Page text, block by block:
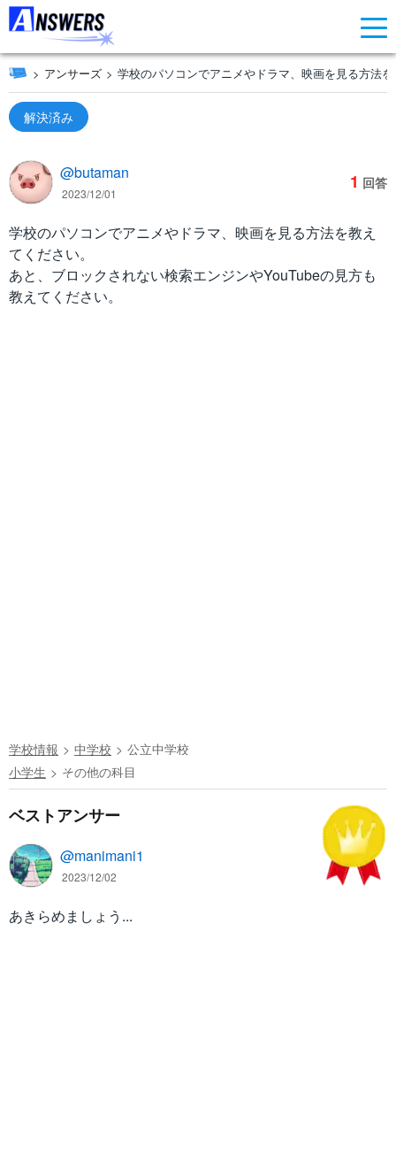
アンサーズ 学校のパソコンでアニメやドラマ、映画を見る方法
解決済み
@butaman
2023/12/01
1 回答
学校のパソコンでアニメやドラマ、映画を見る方法を教え
てください。
あと、ブロックされない検索エンジンやYouTubeの見方も
教えてください。
学校情報 中学校
公立中学校
小学生
その他の科目
ベストアンサー
@manimani1
2023/12/02
あきらめましょう...